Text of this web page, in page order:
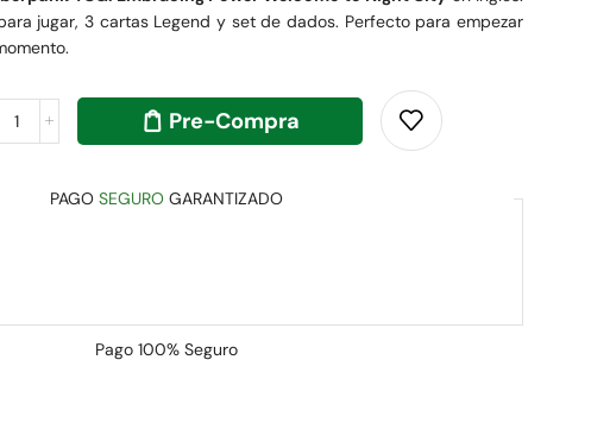
jugar, 3 cartas Legend y set de dados. Perfecto para empezar
Pre-Compra
PAGO SEGURO GARANTIZADO
Pago 100% Seguro